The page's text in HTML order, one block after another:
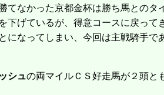
てなかった京都金杯は勝ち馬との
下げているが、得意コースに戻っ
になってしまい、今回は主戦騎手
シュの両マイルＣＳ好走馬が２頭と